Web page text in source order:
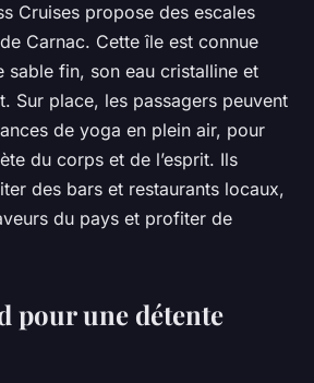
Cruises propose des escales
Carnac. Cette île est connue
sable fin, son eau cristalline et
Sur place, les passagers peuvent
de yoga en plein air, pour
du corps et de l’esprit. Ils
des bars et restaurants locaux,
du pays et profiter de
pour une détente